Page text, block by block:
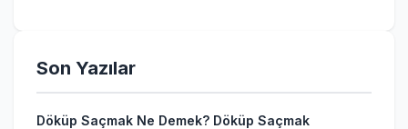
Son Yazılar
Döküp Saçmak Ne Demek? Döküp Saçmak